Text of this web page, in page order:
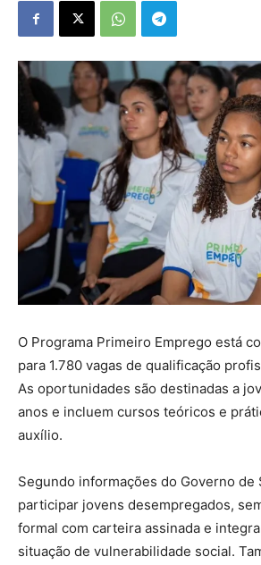
O Programa Primeiro Emprego está
para 1.780 vagas de qualificação
As oportunidades são destinadas a
anos e incluem cursos teóricos e
auxílio.
Segundo informações do Governo de
participar jovens desempregados,
formal com carteira assinada e
situação de vulnerabilidade social.